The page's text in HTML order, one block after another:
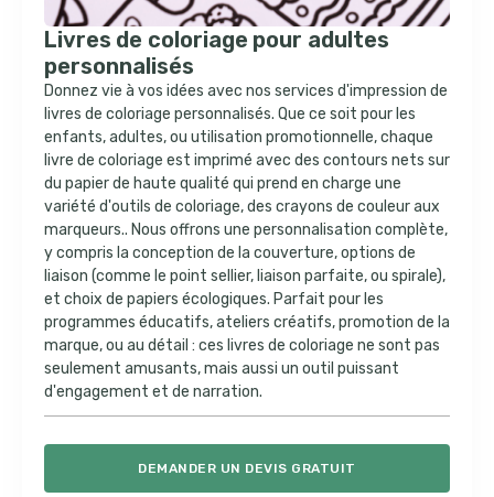
Livres de coloriage pour adultes
personnalisés
Donnez vie à vos idées avec nos services d'impression de
livres de coloriage personnalisés. Que ce soit pour les
enfants, adultes, ou utilisation promotionnelle, chaque
livre de coloriage est imprimé avec des contours nets sur
du papier de haute qualité qui prend en charge une
variété d'outils de coloriage, des crayons de couleur aux
marqueurs.. Nous offrons une personnalisation complète,
y compris la conception de la couverture, options de
liaison (comme le point sellier, liaison parfaite, ou spirale),
et choix de papiers écologiques. Parfait pour les
programmes éducatifs, ateliers créatifs, promotion de la
marque, ou au détail : ces livres de coloriage ne sont pas
seulement amusants, mais aussi un outil puissant
d'engagement et de narration.
DEMANDER UN DEVIS GRATUIT